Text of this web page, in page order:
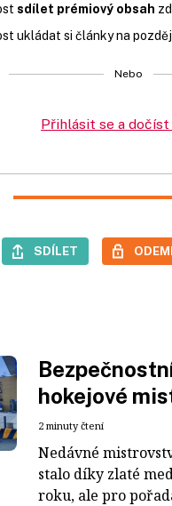
sdílet prémiový obsah
ukládat si články na
Nebo
Přihlásit se a
SDÍLET
hokejové
2 minuty čtení
Nedávné
stalo díky zlaté
roku, ale pro